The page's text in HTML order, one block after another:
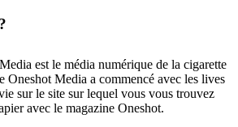
est le média numérique de la cigarette
Oneshot Media a commencé avec les lives
sur le site sur lequel vous vous trouvez
avec le magazine Oneshot.